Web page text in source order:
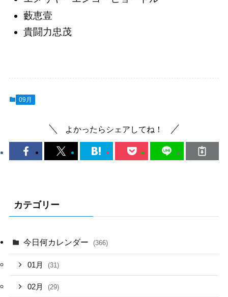
藪恵壹
貴闘力忠茂
09月
よかったらシェアしてね！
カテゴリー
今日何カレンダー (366)
01月 (31)
02月 (29)